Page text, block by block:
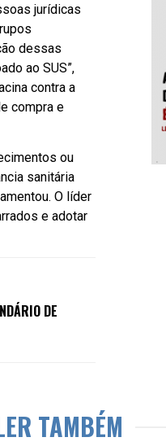
jurídicas
dessas
ao SUS”,
contra a
compra e
ou
sanitária
O líder
e adotar
DE
TAMBÉM